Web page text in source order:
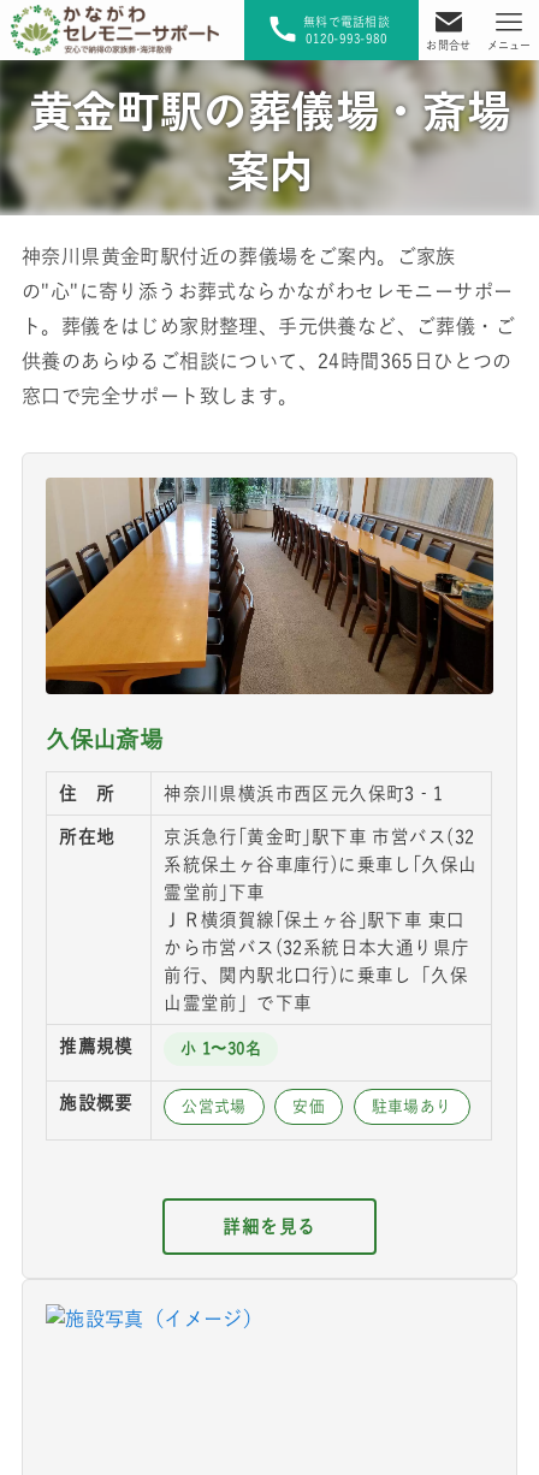
無料で電話相談
0120-993-980
お問合せ メニュー
黄金町駅の葬儀場・斎場
案内
神奈川県黄金町駅付近の葬儀場をご案内。ご家族
の"心"に寄り添うお葬式ならかながわセレモニーサポー
ト。葬儀をはじめ家財整理、手元供養など、ご葬儀・ご
供養のあらゆるご相談について、24時間365日ひとつの
窓口で完全サポート致します。
久保山斎場
住 所 神奈川県横浜市西区元久保町3‐1
所在地
京浜急行｢黄金町｣駅下車 市営バス(32
系統保土ヶ谷車庫行)に乗車し｢久保山
霊堂前｣下車
ＪＲ横須賀線｢保土ヶ谷｣駅下車 東口
から市営バス(32系統日本大通り県庁
前行、関内駅北口行)に乗車し「久保
山霊堂前」で下車
推薦規模 小 1〜30名
施設概要 公営式場 安価 駐車場あり
詳細を見る